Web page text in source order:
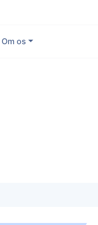
Om os